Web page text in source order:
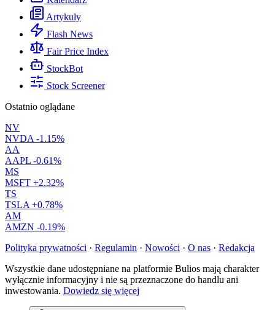
Artykuły
Flash News
Fair Price Index
StockBot
Stock Screener
Ostatnio oglądane
NV
NVDA -1.15%
AA
AAPL -0.61%
MS
MSFT +2.32%
TS
TSLA +0.78%
AM
AMZN -0.19%
Polityka prywatności · Regulamin · Nowości · O nas · Redakcja
Wszystkie dane udostępniane na platformie Bulios mają charakter
wyłącznie informacyjny i nie są przeznaczone do handlu ani
inwestowania. Dowiedz się więcej